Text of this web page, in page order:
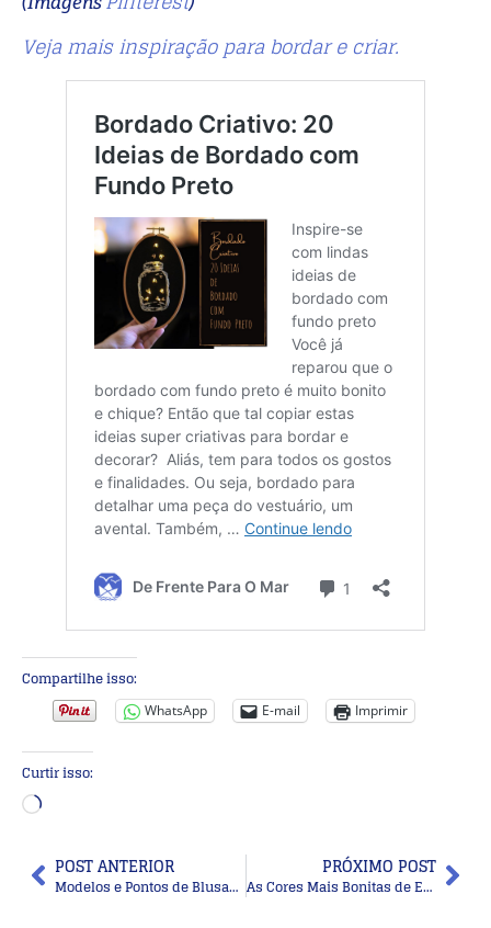
Veja mais inspiração para bordar e criar.
Compartilhe isso:
WhatsApp E-mail Imprimir
Curtir isso:
POST ANTERIOR
Modelos e Pontos de Blusas de Crochê que Valorizam Sua Criação
PRÓXIMO POST
As Cores Mais Bonitas de Esmalte para o Inverno que Embelezam Suas Mãos